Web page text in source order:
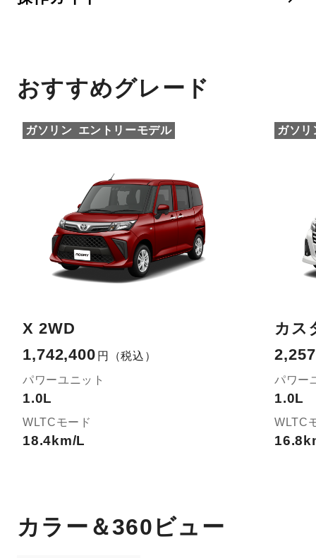
おすすめグレード
ガソリン エントリーモデル
X 2WD
1,742,400 円
（税込）
パワーユニット
1.0L
WLTCモード
18.4km/L
ガソリ
カス
パワー
1.0L
WLTC
カラー＆360ビュー